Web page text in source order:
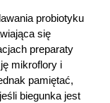
probiotyku
się
preparaty
mikroflory i
pamiętać,
biegunka jest